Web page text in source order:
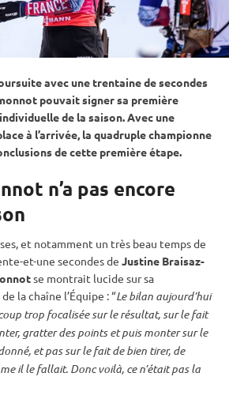
avec une trentaine de secondes
pouvait signer sa première
de la saison. Avec une
à l’arrivée, la quadruple championne
de cette première étape.
n’a pas encore
et notamment un très beau temps de
et-une secondes de Justine Braisaz-
se montrait lucide sur sa
la chaîne l’Équipe : “Le bilan aujourd’hui
trop focalisée sur le résultat, sur le fait
gratter des points et puis monter sur le
et pas sur le fait de bien tirer, de
il le fallait. Donc voilà, ce n’était pas la